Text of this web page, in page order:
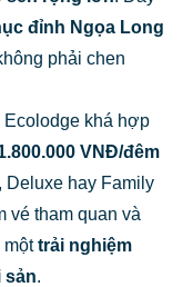
đỉnh Ngọa Long
phải chen
Ecolodge khá hợp
VNĐ/đêm
Deluxe hay Family
vé tham quan và
mộttrải nghiệm
sản.